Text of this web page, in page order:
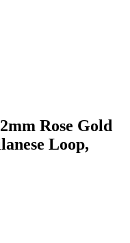
Rose Gold
Loop,